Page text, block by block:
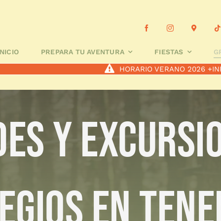
PREPARA TU AVENTURA FIESTAS
HORARIO VERANO 2026
Y